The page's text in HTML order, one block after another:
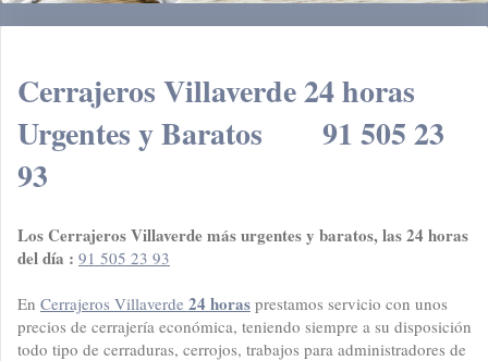
Cerrajeros Villaverde 24 horas
Urgentes y Baratos 91 505 23
93
Los Cerrajeros Villaverde más urgentes y baratos, las 24 horas
del día : 91 505 23 93
En Cerrajeros Villaverde 24 horas prestamos servicio con unos
precios de cerrajería económica, teniendo siempre a su disposición
todo tipo de cerraduras, cerrojos, trabajos para administradores de